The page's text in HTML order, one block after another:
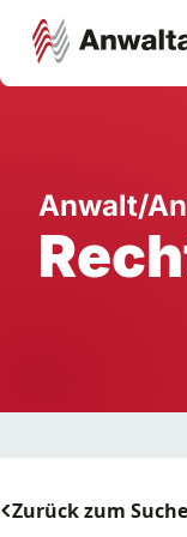
Ausbildung
Anwalt/
Zurück zum